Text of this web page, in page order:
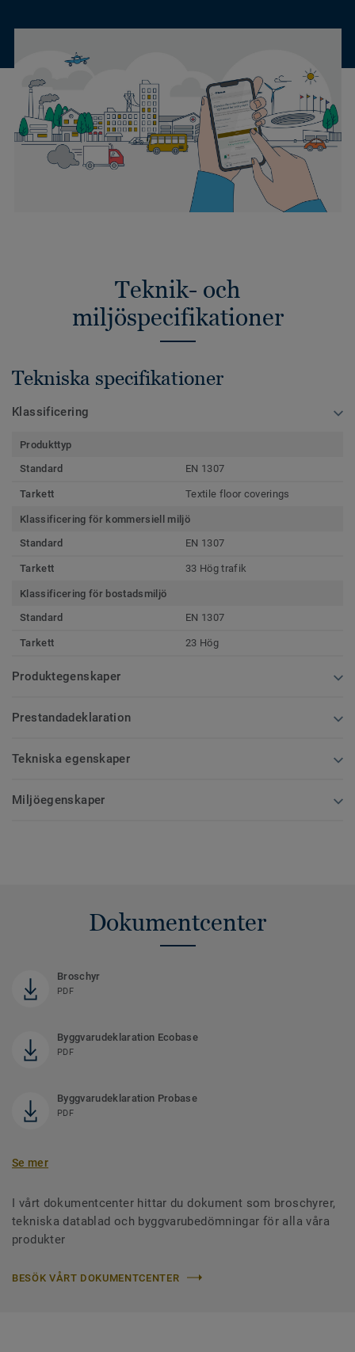
Teknik- och
miljöspecifikationer
Tekniska specifikationer
Klassificering
Produkttyp
Standard
EN 1307
Tarkett Textile floor coverings
Klassificering för kommersiell miljö
Standard
EN 1307
Tarkett 33 Hög trafik
Klassificering för bostadsmiljö
Standard
EN 1307
Tarkett 23 Hög
Produktegenskaper
Prestandadeklaration
Tekniska egenskaper
Miljöegenskaper
Dokumentcenter
Broschyr
PDF
Byggvarudeklaration Ecobase
PDF
Byggvarudeklaration Probase
PDF
Se mer
I vårt dokumentcenter hittar du dokument som broschyrer,
tekniska datablad och byggvarubedömningar för alla våra
produkter
BESÖK VÅRT DOKUMENTCENTER